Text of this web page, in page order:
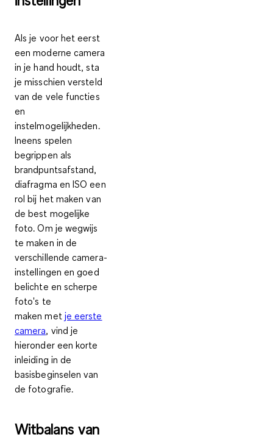
Als je voor het eerst
een moderne camera
in je hand houdt, sta
je misschien versteld
van de vele functies
en
instelmogelijkheden.
Ineens spelen
begrippen als
brandpuntsafstand,
diafragma en ISO een
rol bij het maken van
de best mogelijke
foto. Om je wegwijs
te maken in de
verschillende camera-
instellingen engoed
belichte en scherpe
foto's te
maken met je eerste
camera, vind je
hieronder een korte
inleiding in de
basisbeginselen van
de fotografie.
Witbalans van